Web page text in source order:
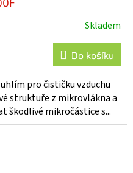
Skladem
Do košíku
pro čističku vzduchu
struktuře z mikrovlákna a
škodlivé mikročástice s...